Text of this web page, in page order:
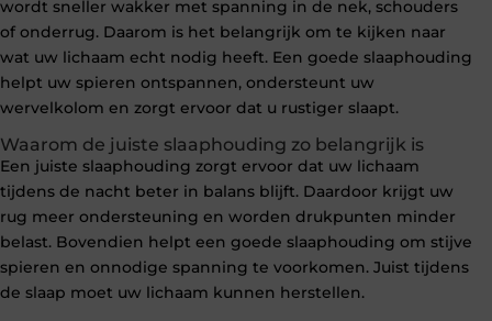
wordt sneller wakker met spanning in de nek, schouders
of onderrug. Daarom is het belangrijk om te kijken naar
wat uw lichaam echt nodig heeft. Een goede slaaphouding
helpt uw spieren ontspannen, ondersteunt uw
wervelkolom en zorgt ervoor dat u rustiger slaapt.
Waarom de juiste slaaphouding zo belangrijk is
Een juiste slaaphouding zorgt ervoor dat uw lichaam
tijdens de nacht beter in balans blijft. Daardoor krijgt uw
rug meer ondersteuning en worden drukpunten minder
belast. Bovendien helpt een goede slaaphouding om stijve
spieren en onnodige spanning te voorkomen. Juist tijdens
de slaap moet uw lichaam kunnen herstellen.